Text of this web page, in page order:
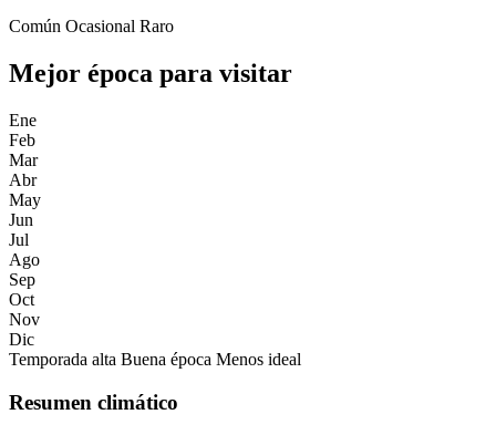
Común Ocasional Raro
Mejor época para visitar
Ene
Feb
Mar
Abr
May
Jun
Jul
Ago
Sep
Oct
Nov
Dic
Temporada alta Buena época Menos ideal
Resumen climático